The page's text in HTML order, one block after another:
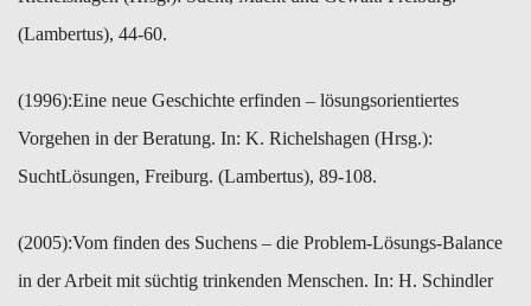
(Lambertus), 44-60.
(1996):​Eine neue Geschichte erfinden – lösungsorientiertes
Vorgehen in der ​Beratung. In: K. Richelshagen (Hrsg.):
SuchtLösungen, Freiburg. (Lambertus), 89-108.
(2005):​Vom finden des Suchens – die Problem-Lösungs-Balance
in der Arbeit ​mit süchtig trinkenden Menschen. In: H. Schindler